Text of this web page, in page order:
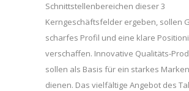
Schnittstellenbereichen dieser 3
Kerngeschäftsfelder ergeben, sollen
scharfes Profil und eine klare
verschaffen. Innovative Qualitäts-
sollen als Basis für ein starkes
dienen. Das vielfältige Angebot des